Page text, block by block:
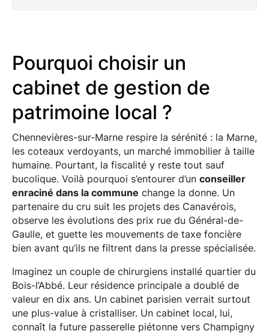
Pourquoi choisir un
cabinet de gestion de
patrimoine local ?
Chennevières-sur-Marne respire la sérénité : la Marne,
les coteaux verdoyants, un marché immobilier à taille
humaine. Pourtant, la fiscalité y reste tout sauf
bucolique. Voilà pourquoi s’entourer d’un conseiller
enraciné dans la commune change la donne. Un
partenaire du cru suit les projets des Canavérois,
observe les évolutions des prix rue du Général-de-
Gaulle, et guette les mouvements de taxe foncière
bien avant qu’ils ne filtrent dans la presse spécialisée.
Imaginez un couple de chirurgiens installé quartier du
Bois-l’Abbé. Leur résidence principale a doublé de
valeur en dix ans. Un cabinet parisien verrait surtout
une plus-value à cristalliser. Un cabinet local, lui,
connaît la future passerelle piétonne vers Champigny